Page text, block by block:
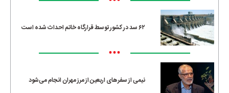
۶۲ سد در کشور توسط قرارگاه خاتم احداث شده است
•••
نیمی از سفرهای اربعین از مرز مهران انجام می‌شود